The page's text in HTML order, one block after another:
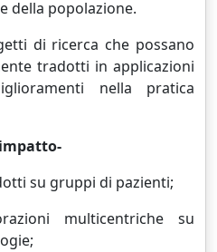
della popolazione.
di ricerca che possano
tradotti in applicazioni
nella pratica
su gruppi di pazienti;
multicentriche su